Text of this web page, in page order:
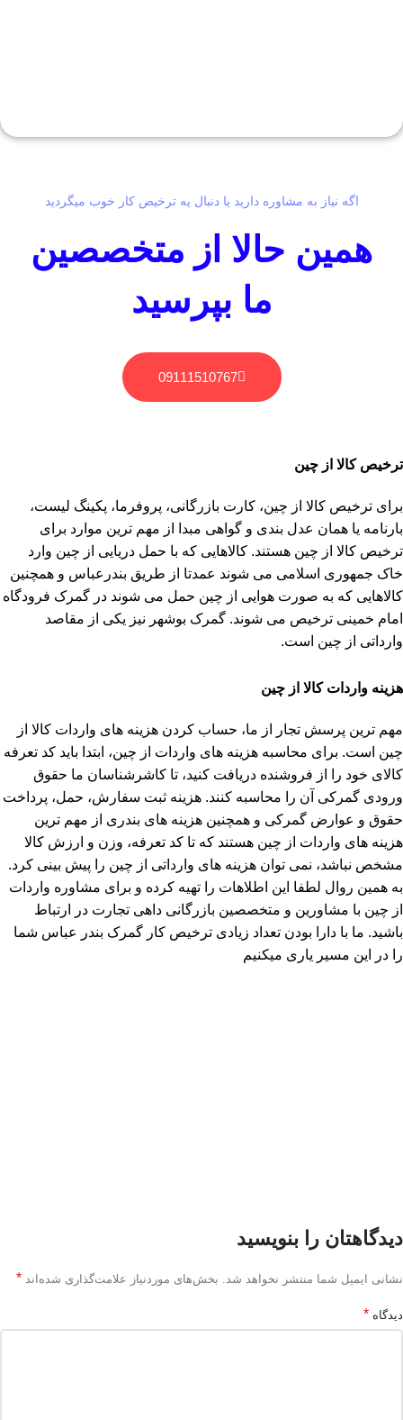
اگه نیاز به مشاوره دارید یا دنبال یه ترخیص کار خوب میگردید
همین حالا از متخصصین
ما بپرسید
09111510767
ترخیص کالا از چین
برای ترخیص کالا از چین، کارت بازرگانی، پروفرما، پکینگ لیست،
بارنامه یا همان عدل بندی و گواهی مبدا از مهم ترین موارد برای
ترخیص کالا از چین هستند. کالاهایی که با حمل دریایی از چین وارد
خاک جمهوری اسلامی می شوند عمدتا از طریق بندرعباس و همچنین
کالاهایی که به صورت هوایی از چین حمل می شوند در گمرک فرودگاه
امام خمینی ترخیص می شوند. گمرک بوشهر نیز یکی از مقاصد
وارداتی از چین است.
هزینه واردات کالا از چین
مهم ترین پرسش تجار از ما، حساب کردن هزینه های واردات کالا از
چین است. برای محاسبه هزینه های واردات از چین، ابتدا باید کد تعرفه
کالای خود را از فروشنده دریافت کنید، تا کاشرشناسان ما حقوق
ورودی گمرکی آن را محاسبه کنند. هزینه ثبت سفارش، حمل، پرداخت
حقوق و عوارض گمرکی و همچنین هزینه های بندری از مهم ترین
هزینه های واردات از چین هستند که تا کد تعرفه، وزن و ارزش کالا
مشخص نباشد، نمی توان هزینه های وارداتی از چین را پیش بینی کرد.
به همین روال لطفا این اطلاهات را تهیه کرده و برای مشاوره واردات
از چین با مشاورین و متخصصین بازرگانی داهی تجارت در ارتباط
باشید. ما با دارا بودن تعداد زیادی ترخیص کار گمرک بندر عباس شما
را در این مسیر یاری میکنیم
دیدگاهتان را بنویسید
نشانی ایمیل شما منتشر نخواهد شد. بخش‌های موردنیاز علامت‌گذاری شده‌اند *
دیدگاه *